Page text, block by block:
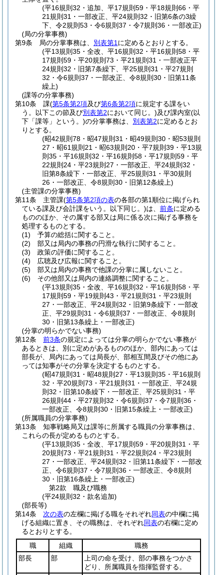
(平16規則32・追加、平17規則59・平18規則66・平
21規則31・一部改正、平24規則32・旧第6条の3繰
下、令2規則53・令6規則37・令7規則36・一部改正)
(局の分掌事務)
第9条
局の分掌事務は、 別表第1 に定めるとおりとする。
(平13規則35・全改、平16規則32・平16規則58・平
17規則59・平20規則73・平21規則31・一部改正平
24規則32・旧第7条繰下、平25規則31・平27規則
32・令6規則37・一部改正、令8規則30・旧第11条
繰上)
(課等の分掌事務)
第10条
課(第5条第2項及び第6条第2項に規定する課をい
う。以下この節及び別表第2において同じ。)及び課内室(以
下「課等」という。)の分掌事務は、 別表第2に定めるとお
りとする。
(昭42規則78・昭47規則31・昭49規則30・昭53規則
27・昭61規則21・昭63規則20・平7規則39・平13規
則35・平16規則32・平16規則58・平17規則59・平
22規則24・平23規則27・一部改正、平24規則32・
旧第8条繰下・一部改正、平25規則31・平30規則
26・一部改正、令8規則30・旧第12条繰上)
(主管課の分掌事務)
第11条
主管課(第5条第2項の表の各部の第1順位に掲げられ
ている課及び会計課をいう。以下同じ。)は、 前条に定める
もののほか、その属する部又は局に係る次に掲げる事務を
処理するものとする。
(1)
予算の総括に関すること。
(2)
部又は局内の事務の円滑な執行に関すること。
(3)
政策の評価に関すること。
(4)
広聴及び広報に関すること。
(5)
部又は局内の事務で他課の分掌に属しないこと。
(6)
その他部又は局内の連絡調整に関すること。
(平13規則35・全改、平16規則32・平16規則58・平
17規則59・平19規則43・平21規則31・平23規則
27・一部改正、平24規則32・旧第9条繰下・一部改
正、平29規則31・令6規則37・一部改正、令8規則
30・旧第13条繰上・一部改正)
(分掌の明らかでない事務)
第12条
前3条の規定によっては分掌の明らかでない事務が
あるときは、別に定めがあるもののほか、部内にあっては
部長が、局内にあっては局長が、部相互間及びその他にあ
っては知事がその分掌を決定するものとする。
(昭47規則31・昭48規則27・平13規則35・平16規則
32・平20規則73・平21規則31・一部改正、平24規
則32・旧第10条繰下・一部改正、平25規則31・平
26規則44・平27規則32・令6規則37・令7規則36・
一部改正、令8規則30・旧第15条繰上・一部改正)
(所属職員の分掌事務)
第13条
知事戦略局又は課等に所属する職員の分掌事務は、
これらの長が定めるものとする。
(平13規則35・全改、平17規則59・平20規則31・平
20規則73・平21規則31・平22規則24・平23規則
27・一部改正、平24規則32・旧第11条繰下・一部改
正、令6規則37・令7規則36・一部改正、令8規則
30・旧第16条繰上・一部改正)
第2款
職及び職務
(平24規則32・款名追加)
(部長等)
第14条
次の表の左欄に掲げる職をそれぞれ同表の中欄に掲
げる組織に置き、その職務は、それぞれ同表の右欄に定め
るとおりとする。
職
組織
職務
部長
部
上司の命を受け、部の事務をつかさ
どり、所属職員を指揮監督する。